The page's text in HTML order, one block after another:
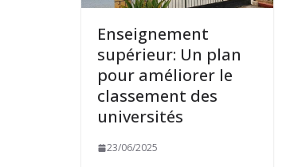
Enseignement
supérieur: Un plan
pour améliorer le
classement des
universités
23/06/2025